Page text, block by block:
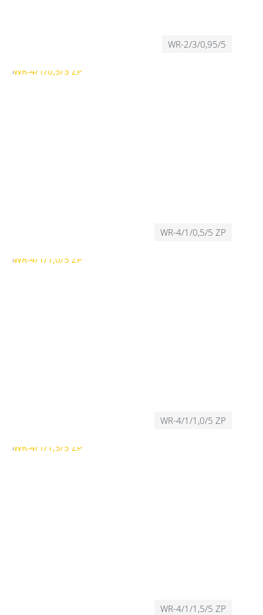
WR-2/3/0,95/5
WR-4/1/0,5/5 ZP
WR-4/1/1,0/5 ZP
WR-4/1/1,5/5 ZP